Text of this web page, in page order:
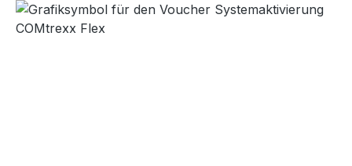
Bildergalerie überspringen